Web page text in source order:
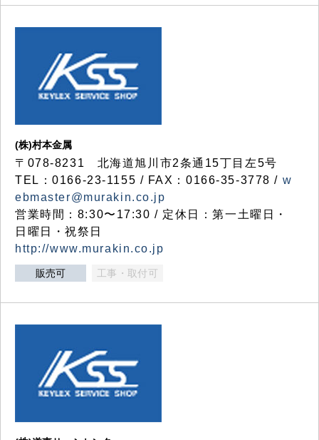
(株)村本金属
〒078-8231 北海道旭川市2条通15丁目左5号
TEL：0166-23-1155 / FAX：0166-35-3778 / w
ebmaster@murakin.co.jp
営業時間：8:30〜17:30 / 定休日：第一土曜日・
日曜日・祝祭日
http://www.murakin.co.jp
販売可 工事・取付可